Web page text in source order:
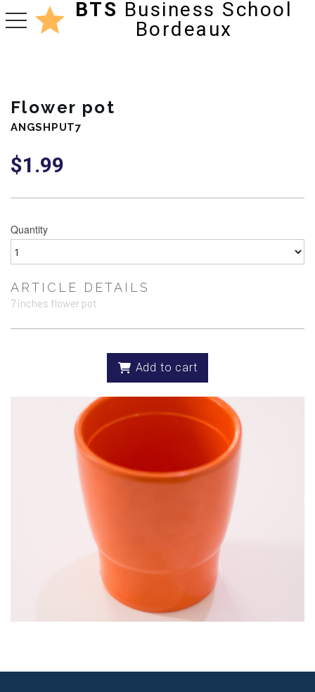
BTS Business School
Bordeaux
toggle navigation
Flower pot
ANGSHPUT7
$1.99
Quantity
ARTICLE DETAILS
7 inches flower pot
Add to cart